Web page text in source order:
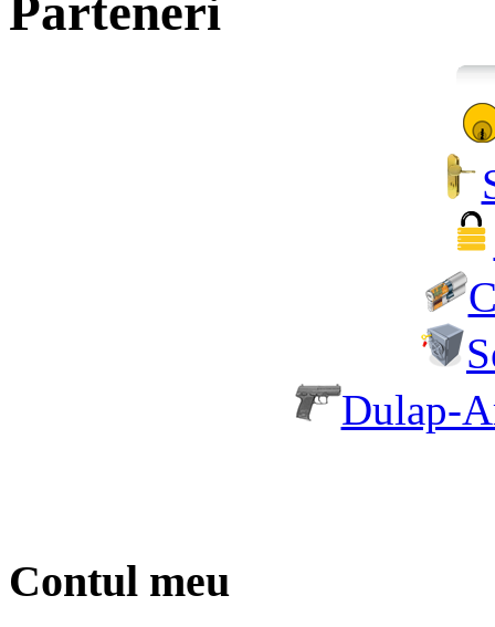
Parteneri
Dulap-
Contul meu